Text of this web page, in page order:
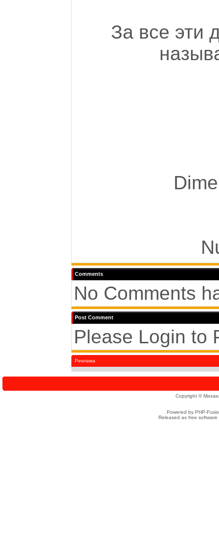
За все эти
Comments
No Comments
Post Comment
Please Login to
Реклама
Copyright ©
Powered by PHP-
Released as free